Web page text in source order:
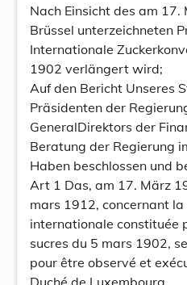
Nach Einsicht des am 17.
Brüssel unterzeichneten
Internationale
1902 verlängert wird;
Auf den Bericht Unseres
Präsidenten der
GeneralDirektors der
Beratung der Regierung
Haben beschlossen und
Art 1 Das, am 17. März
mars 1912, concernant
internationale constituée
sucres du 5 mars 1902,
pour être observé et
Duché de Luxembourg.